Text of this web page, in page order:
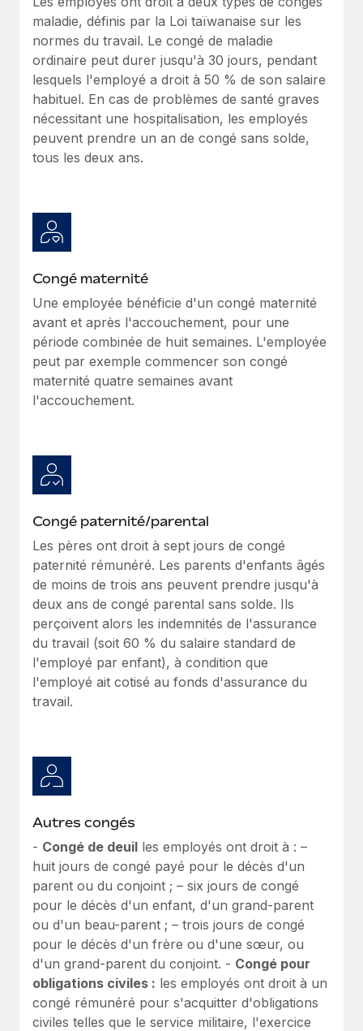
En savoir plus
maladie, définis par la Loi taïwanaise sur les
normes du travail. Le congé de maladie
ordinaire peut durer jusqu'à 30 jours, pendant
lesquels l'employé a droit à 50 % de son salaire
habituel. En cas de problèmes de santé graves
nécessitant une hospitalisation, les employés
peuvent prendre un an de congé sans solde,
tous les deux ans.
Congé maternité
Une employée bénéficie d'un congé maternité
avant et après l'accouchement, pour une
période combinée de huit semaines. L'employée
peut par exemple commencer son congé
maternité quatre semaines avant
l'accouchement.
Congé paternité/parental
Les pères ont droit à sept jours de congé
paternité rémunéré. Les parents d'enfants âgés
de moins de trois ans peuvent prendre jusqu'à
deux ans de congé parental sans solde. Ils
perçoivent alors les indemnités de l'assurance
du travail (soit 60 % du salaire standard de
l'employé par enfant), à condition que
l'employé ait cotisé au fonds d'assurance du
travail.
Autres congés
- Congé de deuil les employés ont droit à : –
huit jours de congé payé pour le décès d'un
parent ou du conjoint ; – six jours de congé
pour le décès d'un enfant, d'un grand-parent
ou d'un beau-parent ; – trois jours de congé
pour le décès d'un frère ou d'une sœur, ou
d'un grand-parent du conjoint. - Congé pour
obligations civiles : les employés ont droit à un
congé rémunéré pour s'acquitter d'obligations
civiles telles que le service militaire, l'exercice